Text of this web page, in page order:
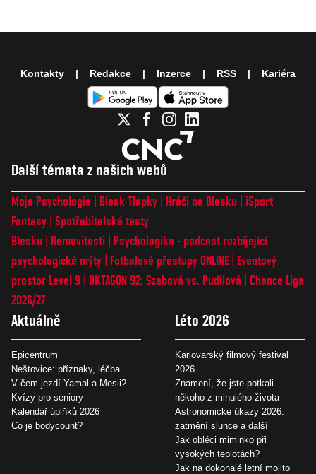
Další témata z našich webů
Moje Psychologie Blesk Tlapky Hráči na Blesku
iSport
Fantasy Spotřebitelské testy
Blesku
Nemovitosti
Psychologika - podcast rozbíjející
psychologické mýty
Fotbalové přestupy ONLINE
Eventový
prostor Level 9 OKTAGON 92: Szabová vs. Pudilová
Chance Liga
2026/27
Aktuálně
Epicentrum
Neštovice: příznaky, léčba
V čem jezdí Yamal a Mesii?
Kvízy pro seniory
Kalendář úplňků 2026
Co je bodycount?
Léto 2026
Karlovarský filmový festival
2026
Znamení, že jste potkali
někoho z minulého života
Astronomické úkazy 2026:
zatmění slunce a další
Jak obléci miminko při
vysokých teplotách?
Jak na dokonalé letní mojito
Kontakty Redakce Inzerce RSS Kariéra